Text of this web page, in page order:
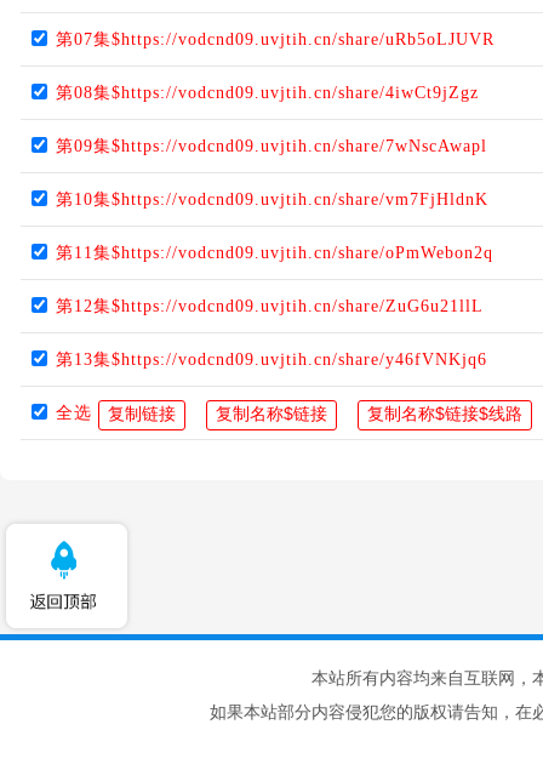
第07集$https://vodcnd09.uvjtih.cn/share/uRb5oLJUVR
第08集$https://vodcnd09.uvjtih.cn/share/4iwCt9jZgz
第09集$https://vodcnd09.uvjtih.cn/share/7wNscAwapl
第10集$https://vodcnd09.uvjtih.cn/share/vm7FjHldnK
第11集$https://vodcnd09.uvjtih.cn/share/oPmWebon2q
第12集$https://vodcnd09.uvjtih.cn/share/ZuG6u21llL
第13集$https://vodcnd09.uvjtih.cn/share/y46fVNKjq6
全选
本站所有内容均来自互联网，
如果本站部分内容侵犯您的版权请告知，在